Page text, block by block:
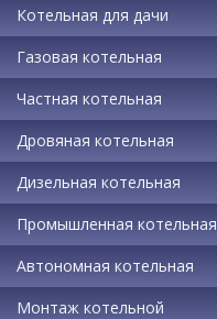
Котельная для дачи
Газовая котельная
Частная котельная
Дровяная котельная
Дизельная котельная
Промышленная котельная
Автономная котельная
Монтаж котельной